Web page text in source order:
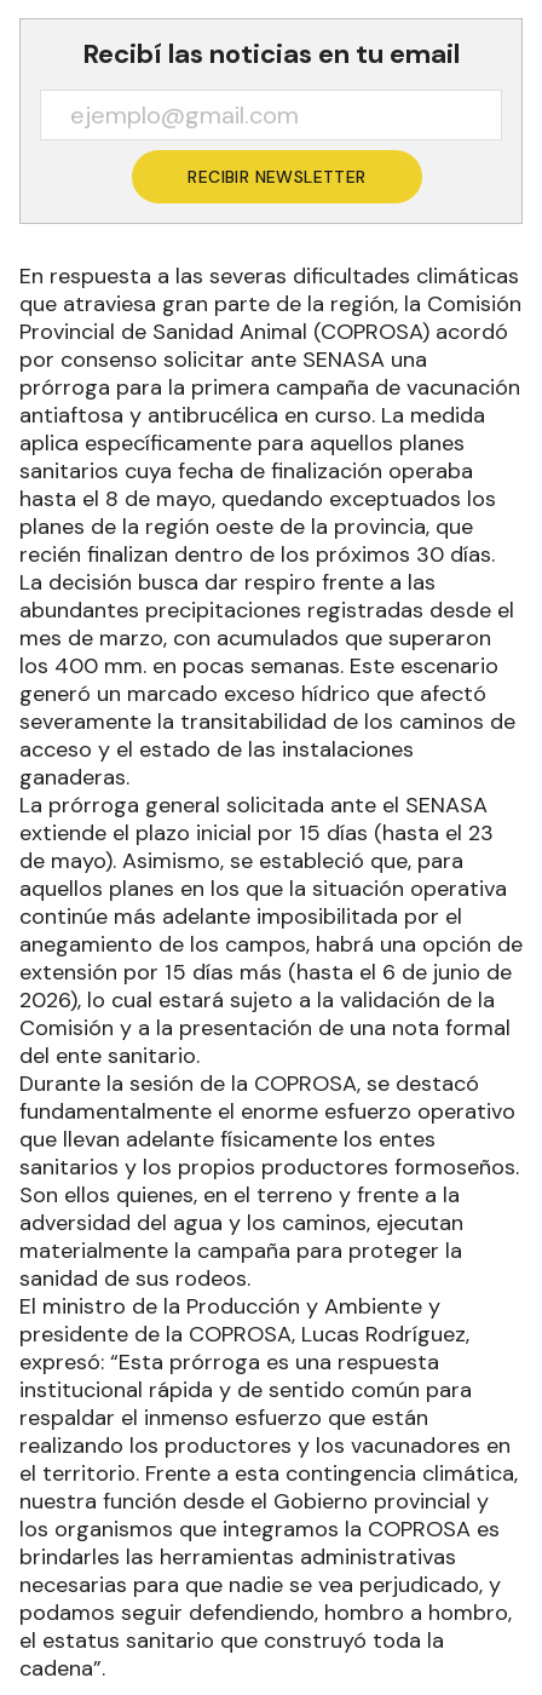
Recibí las noticias en tu email
RECIBIR NEWSLETTER
En respuesta a las severas dificultades climáticas
que atraviesa gran parte de la región, la Comisión
Provincial de Sanidad Animal (COPROSA) acordó
por consenso solicitar ante SENASA una
prórroga para la primera campaña de vacunación
antiaftosa y antibrucélica en curso. La medida
aplica específicamente para aquellos planes
sanitarios cuya fecha de finalización operaba
hasta el 8 de mayo, quedando exceptuados los
planes de la región oeste de la provincia, que
recién finalizan dentro de los próximos 30 días.
La decisión busca dar respiro frente a las
abundantes precipitaciones registradas desde el
mes de marzo, con acumulados que superaron
los 400 mm. en pocas semanas. Este escenario
generó un marcado exceso hídrico que afectó
severamente la transitabilidad de los caminos de
acceso y el estado de las instalaciones
ganaderas.
La prórroga general solicitada ante el SENASA
extiende el plazo inicial por 15 días (hasta el 23
de mayo). Asimismo, se estableció que, para
aquellos planes en los que la situación operativa
continúe más adelante imposibilitada por el
anegamiento de los campos, habrá una opción de
extensión por 15 días más (hasta el 6 de junio de
2026), lo cual estará sujeto a la validación de la
Comisión y a la presentación de una nota formal
del ente sanitario.
Durante la sesión de la COPROSA, se destacó
fundamentalmente el enorme esfuerzo operativo
que llevan adelante físicamente los entes
sanitarios y los propios productores formoseños.
Son ellos quienes, en el terreno y frente a la
adversidad del agua y los caminos, ejecutan
materialmente la campaña para proteger la
sanidad de sus rodeos.
El ministro de la Producción y Ambiente y
presidente de la COPROSA, Lucas Rodríguez,
expresó: “Esta prórroga es una respuesta
institucional rápida y de sentido común para
respaldar el inmenso esfuerzo que están
realizando los productores y los vacunadores en
el territorio. Frente a esta contingencia climática,
nuestra función desde el Gobierno provincial y
los organismos que integramos la COPROSA es
brindarles las herramientas administrativas
necesarias para que nadie se vea perjudicado, y